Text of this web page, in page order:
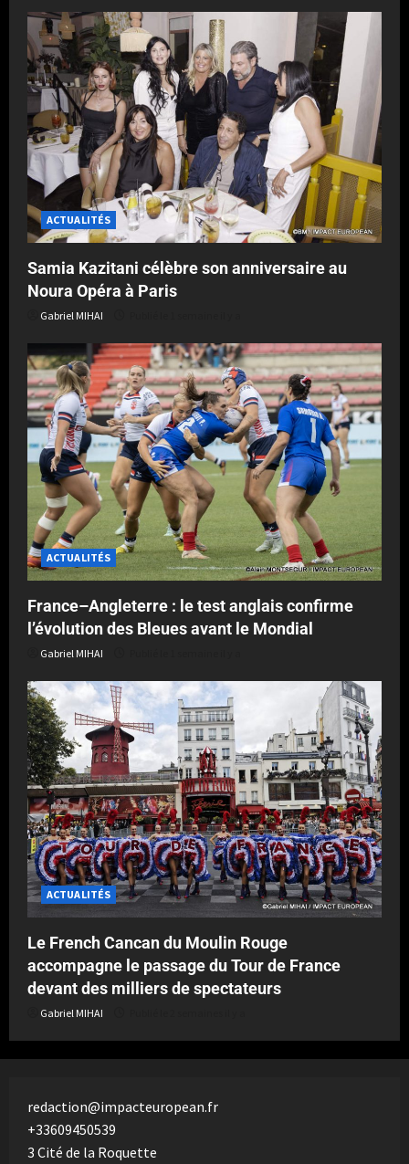
ACTUALITÉS
Samia Kazitani célèbre son anniversaire au
Noura Opéra à Paris
Gabriel MIHAI
ACTUALITÉS
France–Angleterre : le test anglais confirme
l’évolution des Bleues avant le Mondial
Gabriel MIHAI
ACTUALITÉS
Le French Cancan du Moulin Rouge
accompagne le passage du Tour de France
devant des milliers de spectateurs
Gabriel MIHAI
redaction@impacteuropean.fr
+33609450539
3 Cité de la Roquette